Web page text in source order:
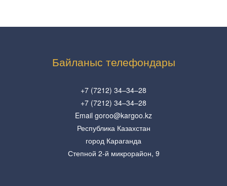
Байланыс телефондары
+7 (7212) 34–34–28
+7 (7212) 34–34–28
Email goroo@kargoo.kz
Республика Казахстан
город Караганда
Степной 2-й микрорайон, 9